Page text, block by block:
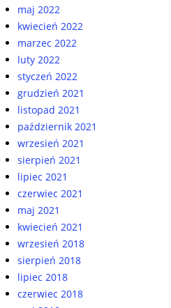
maj 2022
kwiecień 2022
marzec 2022
luty 2022
styczeń 2022
grudzień 2021
listopad 2021
październik 2021
wrzesień 2021
sierpień 2021
lipiec 2021
czerwiec 2021
maj 2021
kwiecień 2021
wrzesień 2018
sierpień 2018
lipiec 2018
czerwiec 2018